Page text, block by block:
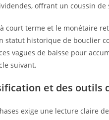
offrant un coussin
court terme et le monétaire
statut historique de bouclier
vagues de baisse pour
suivant.
et des outils
exige une lecture claire